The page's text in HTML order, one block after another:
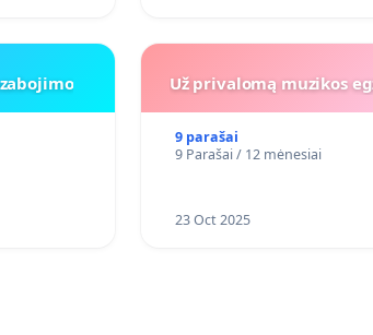
Už privalomą muzikos
9 parašai
9 Parašai / 12 mėnesiai
23 Oct 2025